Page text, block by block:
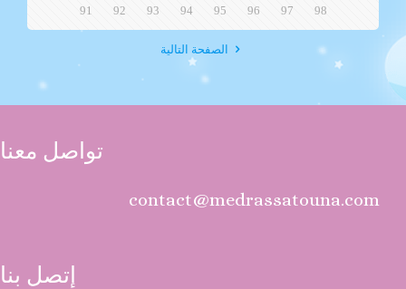
91 92 93 94 95 96 97 98
الصفحة التالية
تواصل معنا
contact@medrassatouna.com
إتصل بنا